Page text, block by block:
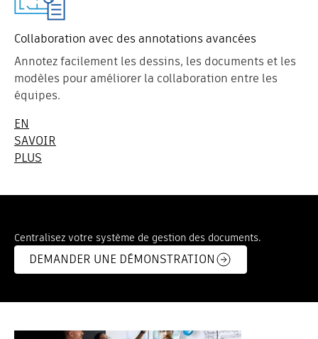
Collaboration avec des annotations avancées
Annotez facilement les dessins, les documents et les
modèles pour améliorer la collaboration entre les
équipes.
EN
SAVOIR
PLUS
Centralisez votre système de gestion des documents.
DEMANDER UNE DÉMONSTRATION